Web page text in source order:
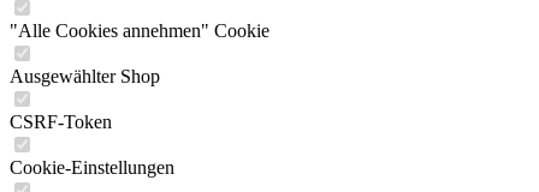
"Alle Cookies annehmen" Cookie
Ausgewählter Shop
CSRF-Token
Cookie-Einstellungen